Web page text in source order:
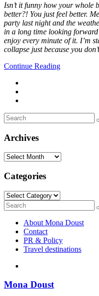
Isn’t it funny how your whole
better?! You just feel better.
party last night and the
in a long time looking
enjoy every minute of it. I’m
collapse just because you
Continue Reading
Search
for:
Archives
Archives
Categories
Categories
Search
for:
About Mona Doust
Contact
PR & Policy
Travel destinations
Mona Doust